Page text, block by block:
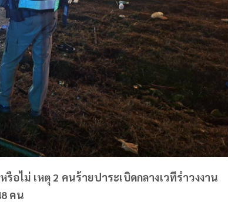
ไม่ เหตุ 2 คนร้ายปาระเบิดกลางเวทีรำวงงาน
คน